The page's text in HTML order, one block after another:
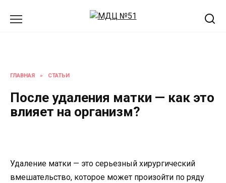
ГЛАВНАЯ » СТАТЬИ
После удаления матки — как это
влияет на организм?
Удаление матки — это серьезный хирургический
вмешательство, которое может произойти по ряду